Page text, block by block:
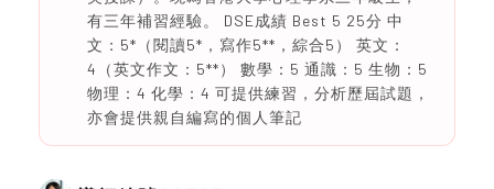
有三年補習經驗。 DSE成績 Best 5 25分 中
文：5*（閱讀5*，寫作5**，綜合5） 英文：
4（英文作文：5**） 數學：5 通識：5 生物：5
物理：4 化學：4 可提供練習，分析歷屆試題，
亦會提供親自編寫的個人筆記